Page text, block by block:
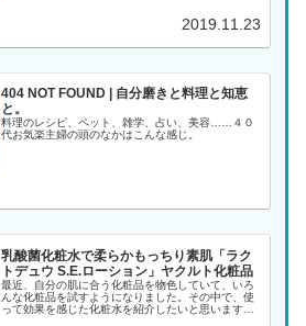
2019.11.23
404 NOT FOUND | 自分磨きと料理と知恵
と。
料理のレシピ、ペット、雑学、占い、美容……４０
代お気楽主婦の頭のなかはこんな感じ。
乳酸菌化粧水で柔らかもっちり素肌「ラク
トデュウ S.E.ローション」ヤクルト化粧品
最近、自分の肌に合う化粧品を物色していて、いろ
んな化粧品を試すようになりました。その中で、使
って効果を感じた化粧水を紹介したいと思います。